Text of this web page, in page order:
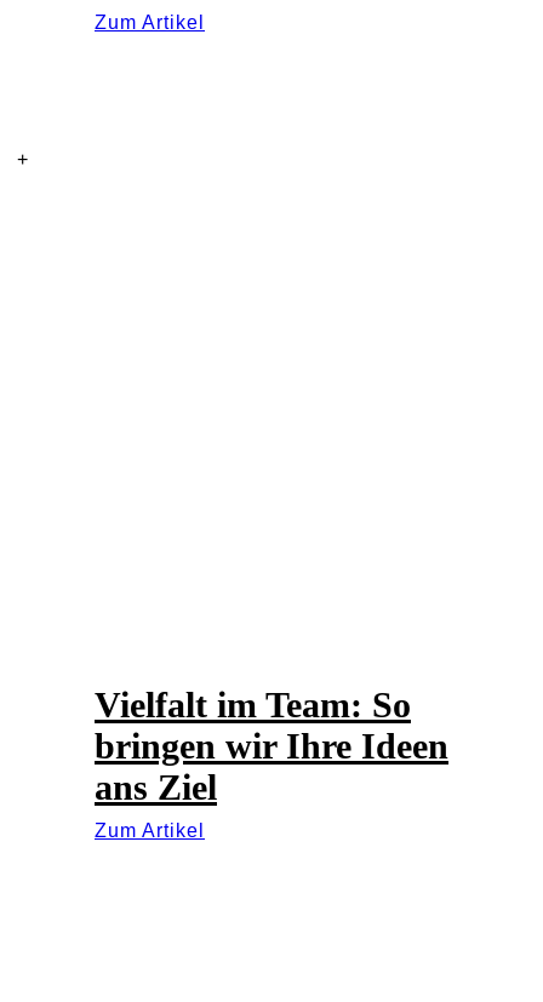
Zum Artikel
Vielfalt im Team: So
bringen wir Ihre Ideen
ans Ziel
Zum Artikel